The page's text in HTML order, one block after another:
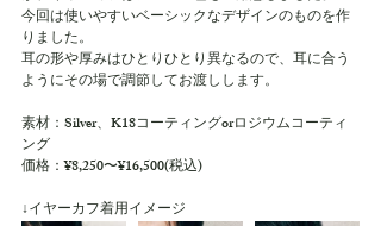
今回は使いやすいベーシックなデザインのものを作
りました。
耳の形や厚みはひとりひとり異なるので、耳に合う
ようにその場で調節してお渡しします。
素材：Silver、K18コーティングorロジウムコーティ
ング
価格：¥8,250〜¥16,500(税込)
↓イヤーカフ着用イメージ